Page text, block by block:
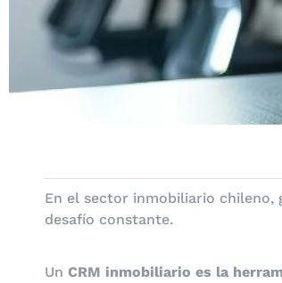
En el sector inmobiliario chileno,
desafío constante.
Un CRM inmobiliario es la